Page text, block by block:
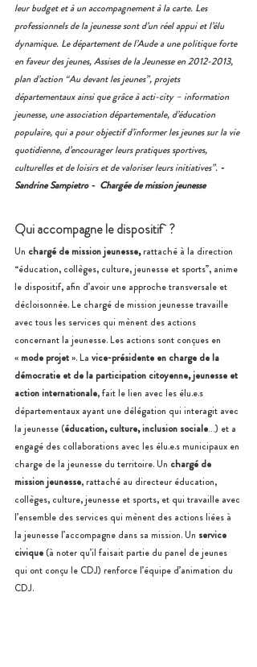
leur budget et à un accompagnement à la carte. Les
professionnels de la jeunesse sont d’un réel appui et l’élu
dynamique. Le département de l’Aude a une politique forte
en faveur des jeunes, Assises de la Jeunesse en 2012-2013,
plan d’action “Au devant les jeunes”, projets
départementaux ainsi que grâce à acti-city – information
jeunesse, une association départementale, d’éducation
populaire, qui a pour objectif d’informer les jeunes sur la vie
quotidienne, d’encourager leurs pratiques sportives,
culturelles et de loisirs et de valoriser leurs initiatives”. -
Sandrine Sampietro -  Chargée de mission jeunesse
Qui accompagne le dispositif  ?
Un chargé de mission jeunesse, rattaché à la direction
“éducation, collèges, culture, jeunesse et sports”, anime
le dispositif, afin d’avoir une approche transversale et
décloisonnée. Le chargé de mission jeunesse travaille
avec tous les services qui mènent des actions
concernant la jeunesse. Les actions sont conçues en
« mode projet ». La vice-présidente en charge de la
démocratie et de la participation citoyenne, jeunesse et
action internationale, fait le lien avec les élu.e.s
départementaux ayant une délégation qui interagit avec
la jeunesse (éducation, culture, inclusion sociale…) et a
engagé des collaborations avec les élu.e.s municipaux en
charge de la jeunesse du territoire. Un chargé de
mission jeunesse, rattaché au directeur éducation,
collèges, culture, jeunesse et sports, et qui travaille avec
l’ensemble des services qui mènent des actions liées à
la jeunesse l’accompagne dans sa mission. Un service
civique (à noter qu’il faisait partie du panel de jeunes
qui ont conçu le CDJ) renforce l’équipe d’animation du
CDJ.